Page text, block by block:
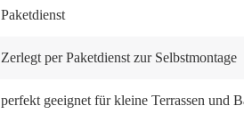
Paketdienst
Zerlegt per Paketdienst zur Selbstmontage
perfekt geeignet für kleine Terrassen und